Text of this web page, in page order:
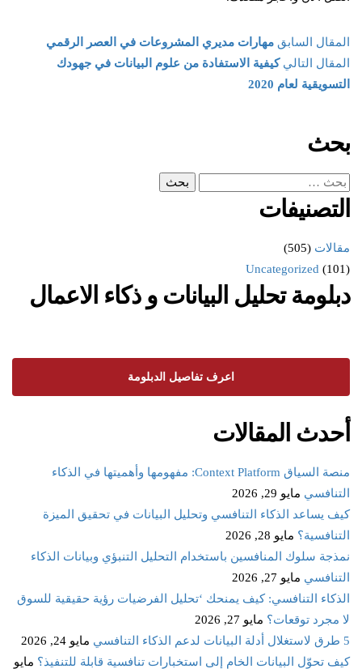
المقال السابق مهارات مديري المشروعات في العصر الرقمي
المقال التاليكيفية الاستفادة من علوم البيانات في جهودك
التسويقية لعام 2020
بحث
التصنيفات
مقالات (505)
Uncategorized (101)
دبلومة تحليل البيانات و ذكاء الاعمال
اعرف تفاصيل الدبلومة
أحدث المقالات
منصة السياق Context Platform: مفهومها وأهميتها في الذكاء
التنافسي مايو 29, 2026
كيف يساعد الذكاء التنافسي وتحليل البيانات في تحقيق الميزة
التنافسية؟ مايو 28, 2026
نمذجة سلوك المنافسين باستخدام التحليل التنبؤي وبيانات الذكاء
التنافسي مايو 27, 2026
الذكاء التنافسي: كيف يمنحك ‘تحليل الفرضيات رؤية حقيقية للسوق
لا مجرد توقعات؟ مايو 27, 2026
5 طرق لاستغلال أدلة البيانات لدعم الذكاء التنافسي
مايو 24, 2026
كيف تحوّل البيانات الخام إلى استخبارات تنافسية قابلة للتنفيذ؟ مايو